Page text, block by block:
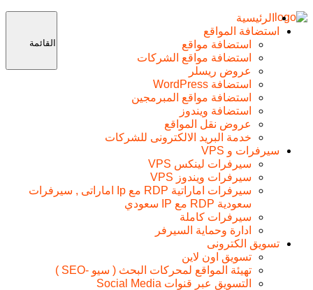
القائمة
الرئيسية
استضافة المواقع
استضافة مواقع
استضافة مواقع الشركات
عروض ريسلر
استضافة WordPress
استضافة مواقع المبرمجين
استضافة ويندوز
عروض نقل المواقع
خدمة البريد الالكترونى للشركات
سيرفرات و VPS
سيرفرات لينكس VPS
سيرفرات ويندوز VPS
سيرفرات اماراتية RDP مع Ip اماراتى , سيرفرات
سعودية RDP مع IP سعودي
سيرفرات كاملة
ادارة وحماية السيرفر
تسويق الكترونى
تسويق اون لاين
تهيئة المواقع لمحركات البحث ( سيو -SEO )
التسويق عبر قنوات Social Media